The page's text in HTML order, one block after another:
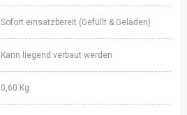
Sofort einsatzbereit (Gefüllt & Geladen)
Kann liegend verbaut werden
0,60 Kg